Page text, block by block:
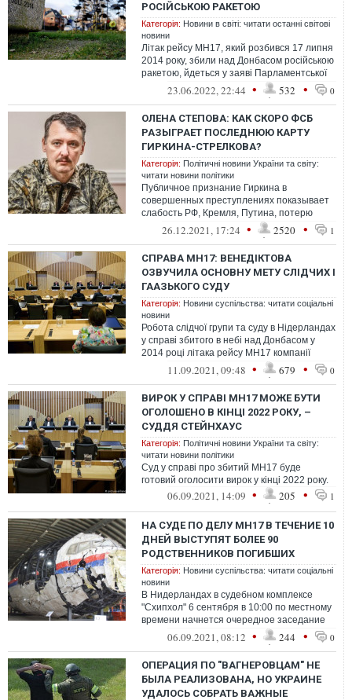
РОСІЙСЬКОЮ РАКЕТОЮ
Категорія: Новини в світі: читати останні світові
новини
Літак рейсу МН17, який розбився 17 липня
2014 року, збили над Донбасом російською
ракетою, йдеться у заяві Парламентської
асамблеї Ради Європи.
23.06.2022, 22:44 • 532 • 0
ОЛЕНА СТЕПОВА: КАК СКОРО ФСБ
РАЗЫГРАЕТ ПОСЛЕДНЮЮ КАРТУ
ГИРКИНА-СТРЕЛКОВА?
Категорія: Політичні новини України та світу:
читати новини політики
Публичное признание Гиркина в
совершенных преступлениях показывает
слабость РФ, Кремля, Путина, потерю
контроля над ситуацией, метание и
ошибки, факти...
26.12.2021, 17:24 • 2520 • 1
СПРАВА МН17: ВЕНЕДІКТОВА
ОЗВУЧИЛА ОСНОВНУ МЕТУ СЛІДЧИХ І
ГААЗЬКОГО СУДУ
Категорія: Новини суспільства: читати соціальні
новини
Робота слідчої групи та суду в Нідерландах
у справі збитого в небі над Донбасом у
2014 році літака рейсу МН17 компанії
Malaysia Airlines спрямована на...
11.09.2021, 09:48 • 679 • 0
ВИРОК У СПРАВІ MH17 МОЖЕ БУТИ
ОГОЛОШЕНО В КІНЦІ 2022 РОКУ, –
СУДДЯ СТЕЙНХАУС
Категорія: Політичні новини України та світу:
читати новини політики
Суд у справі про збитий МН17 буде
готовий оголосити вирок у кінці 2022 року.
06.09.2021, 14:09 • 205 • 1
НА СУДЕ ПО ДЕЛУ МН17 В ТЕЧЕНИЕ 10
ДНЕЙ ВЫСТУПЯТ БОЛЕЕ 90
РОДСТВЕННИКОВ ПОГИБШИХ
Категорія: Новини суспільства: читати соціальні
новини
В Нидерландах в судебном комплексе
"Схипхол" 6 сентября в 10:00 по местному
времени начнется очередное заседание
суда по делу МН17
06.09.2021, 08:12 • 244 • 0
ОПЕРАЦИЯ ПО "ВАГНЕРОВЦАМ" НЕ
БЫЛА РЕАЛИЗОВАНА, НО УКРАИНЕ
УДАЛОСЬ СОБРАТЬ ВАЖНЫЕ